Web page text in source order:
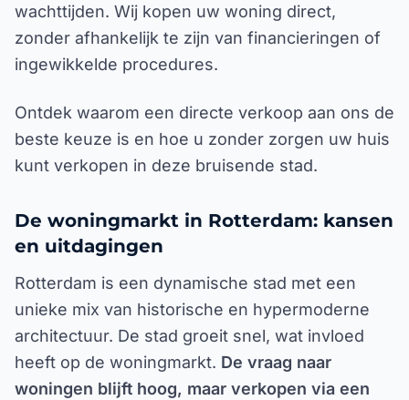
wachttijden. Wij kopen uw woning direct,
zonder afhankelijk te zijn van financieringen of
ingewikkelde procedures.
Ontdek waarom een directe verkoop aan ons de
beste keuze is en hoe u zonder zorgen uw huis
kunt verkopen in deze bruisende stad.
De woningmarkt in Rotterdam: kansen
en uitdagingen
Rotterdam is een dynamische stad met een
unieke mix van historische en hypermoderne
architectuur. De stad groeit snel, wat invloed
heeft op de woningmarkt. De vraag naar
woningen blijft hoog, maar verkopen via een